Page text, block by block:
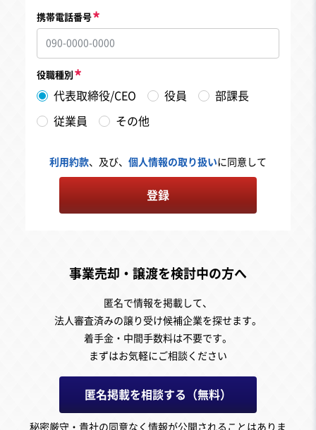
携帯電話番号
役職種別
代表取締役/CEO 役員 部課長
従業員 その他
利用約款、及び、 個人情報の取り扱いに同意して
登録
事業売却・譲渡を検討中の方へ
匿名で情報を掲載して、
法人審査済みの譲り受け候補企業を探せます。
着手金・中間手数料は不要です。
まずはお気軽にご相談ください
匿名掲載を相談する（無料）
秘密厳守・貴社の同意なく情報が公開されることはありま